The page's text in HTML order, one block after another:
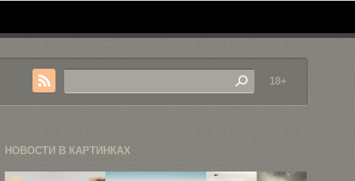
18+
НОВОСТИ В КАРТИНКАХ